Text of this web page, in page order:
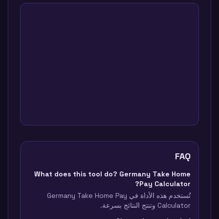
FAQ
What does this tool do? Germany Take Home
Pay Calculator?
تُستخدم هذه الأداة في Germany Take Home Pay
Calculator وتنتج النتائج بسرعة.